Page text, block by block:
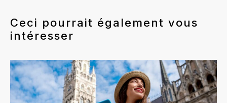
Ceci pourrait également vous
intéresser